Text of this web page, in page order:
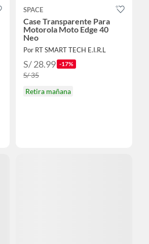
SPACE
Case Transparente Para
Motorola Moto Edge 40
Neo
Por RT SMART TECH E.I.R.L
S/ 28.99 -17%
S/ 35
Retira mañana